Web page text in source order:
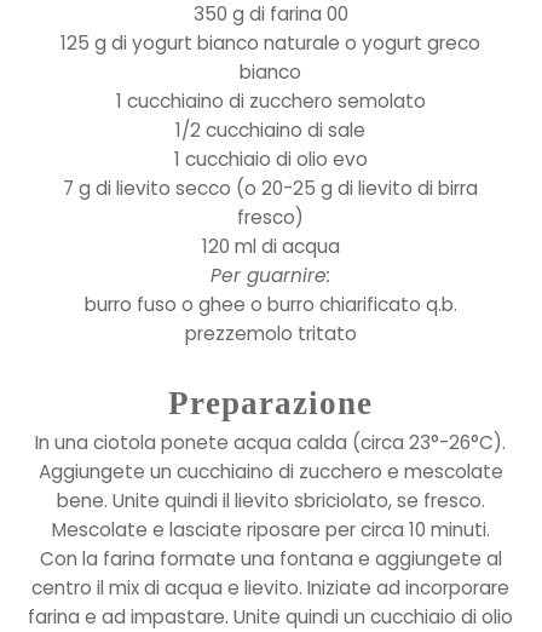
350 g di farina 00
125 g di yogurt bianco naturale o yogurt greco
bianco
1 cucchiaino di zucchero semolato
1/2 cucchiaino di sale
1 cucchiaio di olio evo
7 g di lievito secco (o 20-25 g di lievito di birra
fresco)
120 ml di acqua
Per guarnire:
burro fuso o ghee o burro chiarificato q.b.
prezzemolo tritato
Preparazione
In una ciotola ponete acqua calda (circa 23°-26°C).
Aggiungete un cucchiaino di zucchero e mescolate
bene. Unite quindi il lievito sbriciolato, se fresco.
Mescolate e lasciate riposare per circa 10 minuti.
Con la farina formate una fontana e aggiungete al
centro il mix di acqua e lievito. Iniziate ad incorporare
farina e ad impastare. Unite quindi un cucchiaio di olio